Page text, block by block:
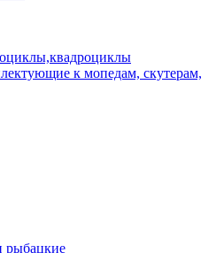
к мопедам, скутерам,
рыбацкие